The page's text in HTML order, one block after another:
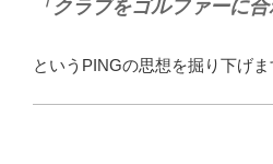
三
「クラブをゴルファーに合
というPINGの思想を掘り下げま